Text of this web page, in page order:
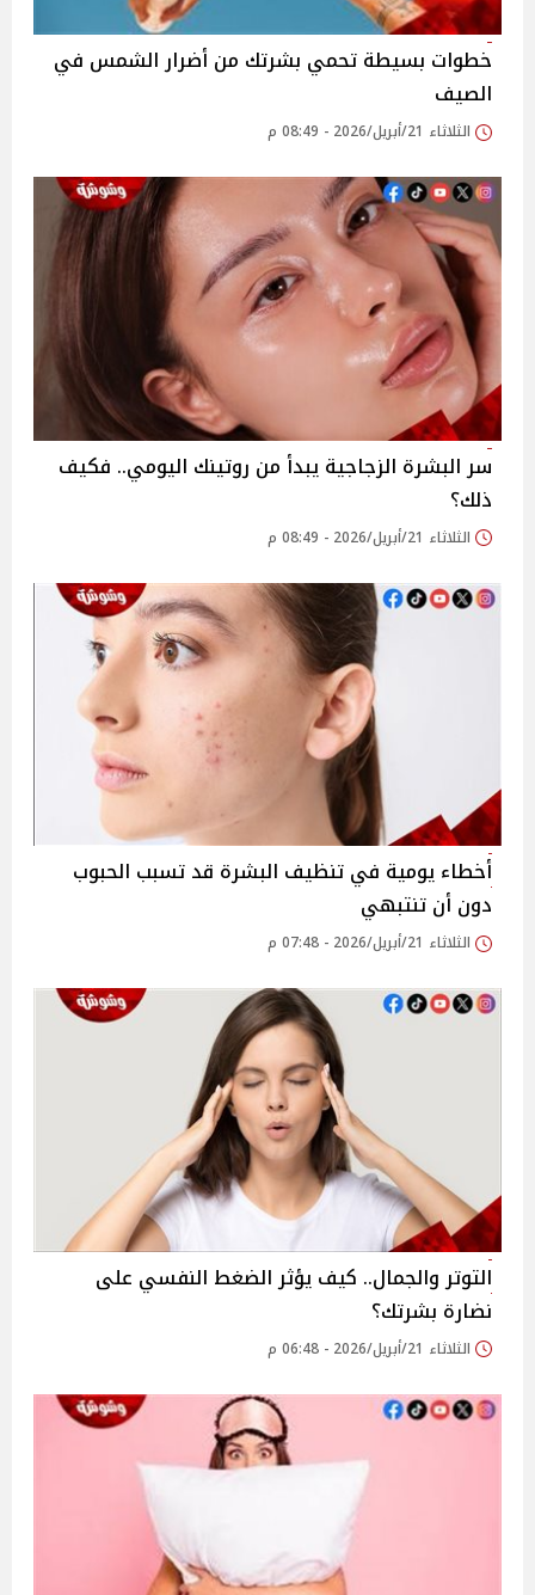
خطوات بسيطة تحمي بشرتك من أضرار الشمس في
الصيف
الثلاثاء 21/أبريل/2026 - 08:49 م
سر البشرة الزجاجية يبدأ من روتينك اليومي.. فكيف
ذلك؟
الثلاثاء 21/أبريل/2026 - 08:49 م
أخطاء يومية في تنظيف البشرة قد تسبب الحبوب
دون أن تنتبهي
الثلاثاء 21/أبريل/2026 - 07:48 م
التوتر والجمال.. كيف يؤثر الضغط النفسي على
نضارة بشرتك؟
الثلاثاء 21/أبريل/2026 - 06:48 م